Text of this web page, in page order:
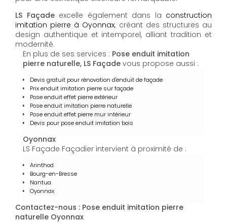
LS Façadeexcelle également dans la construction
imitation pierre à Oyonnax, créant des structures au
design authentique et intemporel, alliant tradition et
modernité.
En plus de ses services : Pose enduit imitation
pierre naturelle, LS Façade vous propose aussi :
Devis gratuit pour rénovation d'enduit de façade
Prix enduit imitation pierre sur façade
Pose enduit effet pierre extérieur
Pose enduit imitation pierre naturelle
Pose enduit effet pierre mur intérieur
Devis pour pose enduit imitation bois
Oyonnax
LS Façade Façadier intervient à proximité de :
Arinthod
Bourg-en-Bresse
Nantua
Oyonnax
Contactez-nous : Pose enduit imitation pierre
naturelle Oyonnax